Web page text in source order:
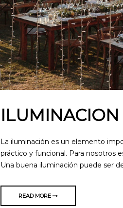
La iluminación es un elemento
práctico y funcional. Para nosotros
Una buena iluminación puede ser
READ MORE